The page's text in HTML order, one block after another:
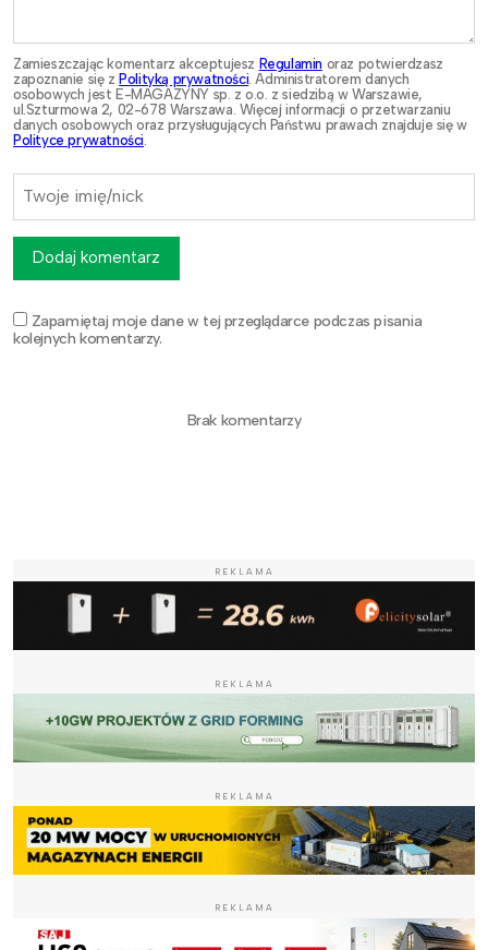
Zamieszczając komentarz akceptujesz Regulamin oraz potwierdzasz
zapoznanie się z Polityką prywatności. Administratorem danych
osobowych jest E-MAGAZYNY sp. z o.o. z siedzibą w Warszawie,
ul.Szturmowa 2, 02-678 Warszawa. Więcej informacji o przetwarzaniu
danych osobowych oraz przysługujących Państwu prawach znajduje się w
Polityce prywatności.
Zapamiętaj moje dane w tej przeglądarce podczas pisania
kolejnych komentarzy.
Dodaj komentarz
Brak komentarzy
REKLAMA
REKLAMA
REKLAMA
REKLAMA